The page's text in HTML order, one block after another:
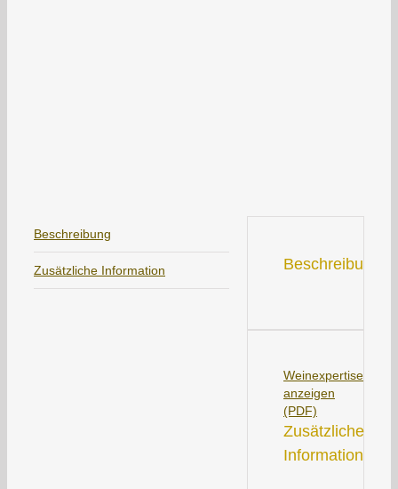
Beschreibung
Zusätzliche Information Beschreibung
Weinexpertise
anzeigen
(PDF)
Zusätzliche
Information